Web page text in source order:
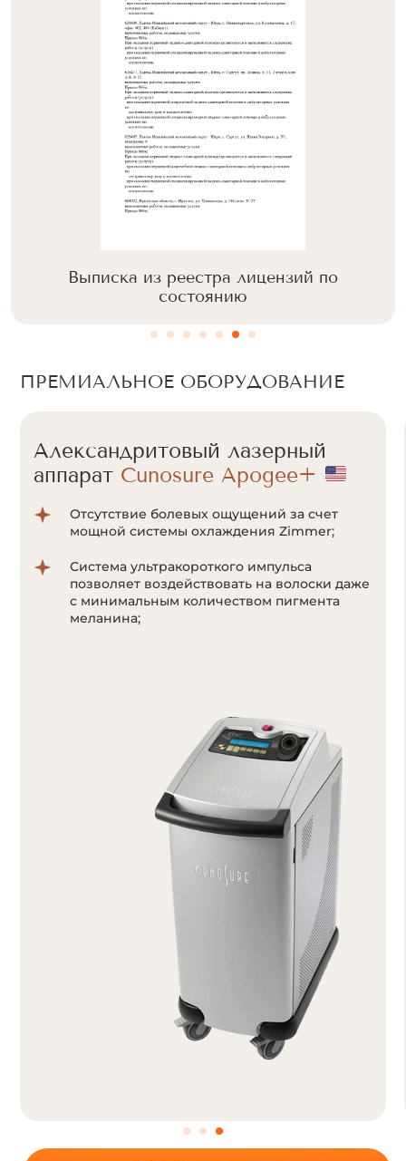
Выписка из реестра лицензий по
состоянию
ПРЕМИАЛЬНОЕ ОБОРУДОВАНИЕ
Александритовый лазерный
аппарат
Золотой стандарт эпиляции
Премиальное оборудование компании
Candela признано одним из лучших в мире
Уникальная система охлаждения позволяет
Удаляет светлые волосы